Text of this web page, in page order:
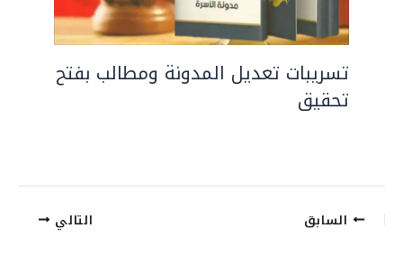
تسريبات تعديل المدونة ومطالب بفتح
تحقيق
السابق التالي